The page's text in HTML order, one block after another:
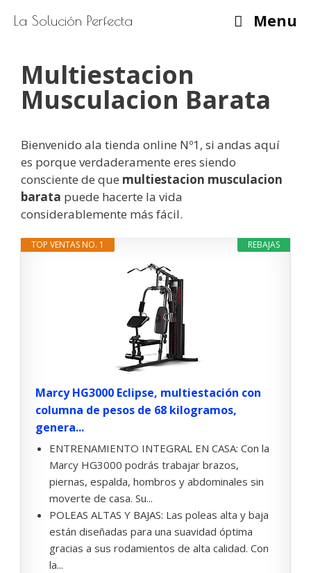
La Solución Perfecta Menu
Multiestacion
Musculacion Barata
Bienvenido ala tienda online Nº1, si andas aquí
es porque verdaderamente eres siendo
consciente de que multiestacion musculacion
barata puede hacerte la vida
considerablemente más fácil.
REBAJAS
TOP VENTAS NO. 1
Marcy HG3000 Eclipse, multiestación con
columna de pesos de 68 kilogramos,
genera...
ENTRENAMIENTO INTEGRAL EN CASA: Con la
Marcy HG3000 podrás trabajar brazos,
piernas, espalda, hombros y abdominales sin
moverte de casa. Su...
POLEAS ALTAS Y BAJAS: Las poleas alta y baja
están diseñadas para una suavidad óptima
gracias a sus rodamientos de alta calidad. Con
la...